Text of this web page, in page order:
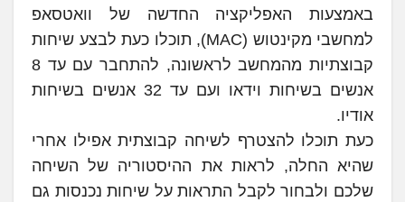
באמצעות האפליקציה החדשה של וואטסאפ
למחשבי מקינטוש (MAC), תוכלו כעת לבצע שיחות
קבוצתיות מהמחשב לראשונה, להתחבר עם עד 8
אנשים בשיחות וידאו ועם עד 32 אנשים בשיחות
אודיו.
כעת תוכלו להצטרף לשיחה קבוצתית אפילו אחרי
שהיא החלה, לראות את ההיסטוריה של השיחה
שלכם ולבחור לקבל התראות על שיחות נכנסות גם